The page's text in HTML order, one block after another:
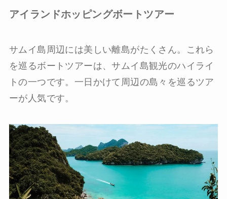
アイランドホッピングボートツアー
サムイ島周辺には美しい離島がたくさん。これら
を巡るボートツアーは、サムイ島観光のハイライ
トの一つです。一日かけて周辺の島々を巡るツア
ーが人気です。